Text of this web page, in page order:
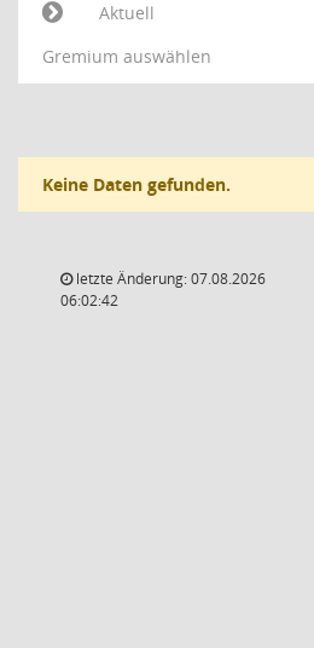
Aktuell
Gremium auswählen
Keine Daten gefunden.
letzte Änderung: 07.08.2026
06:02:42